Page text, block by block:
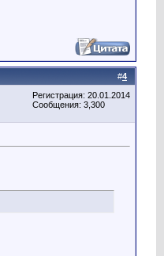
#4
Регистрация: 20.01.2014
Сообщения: 3,300